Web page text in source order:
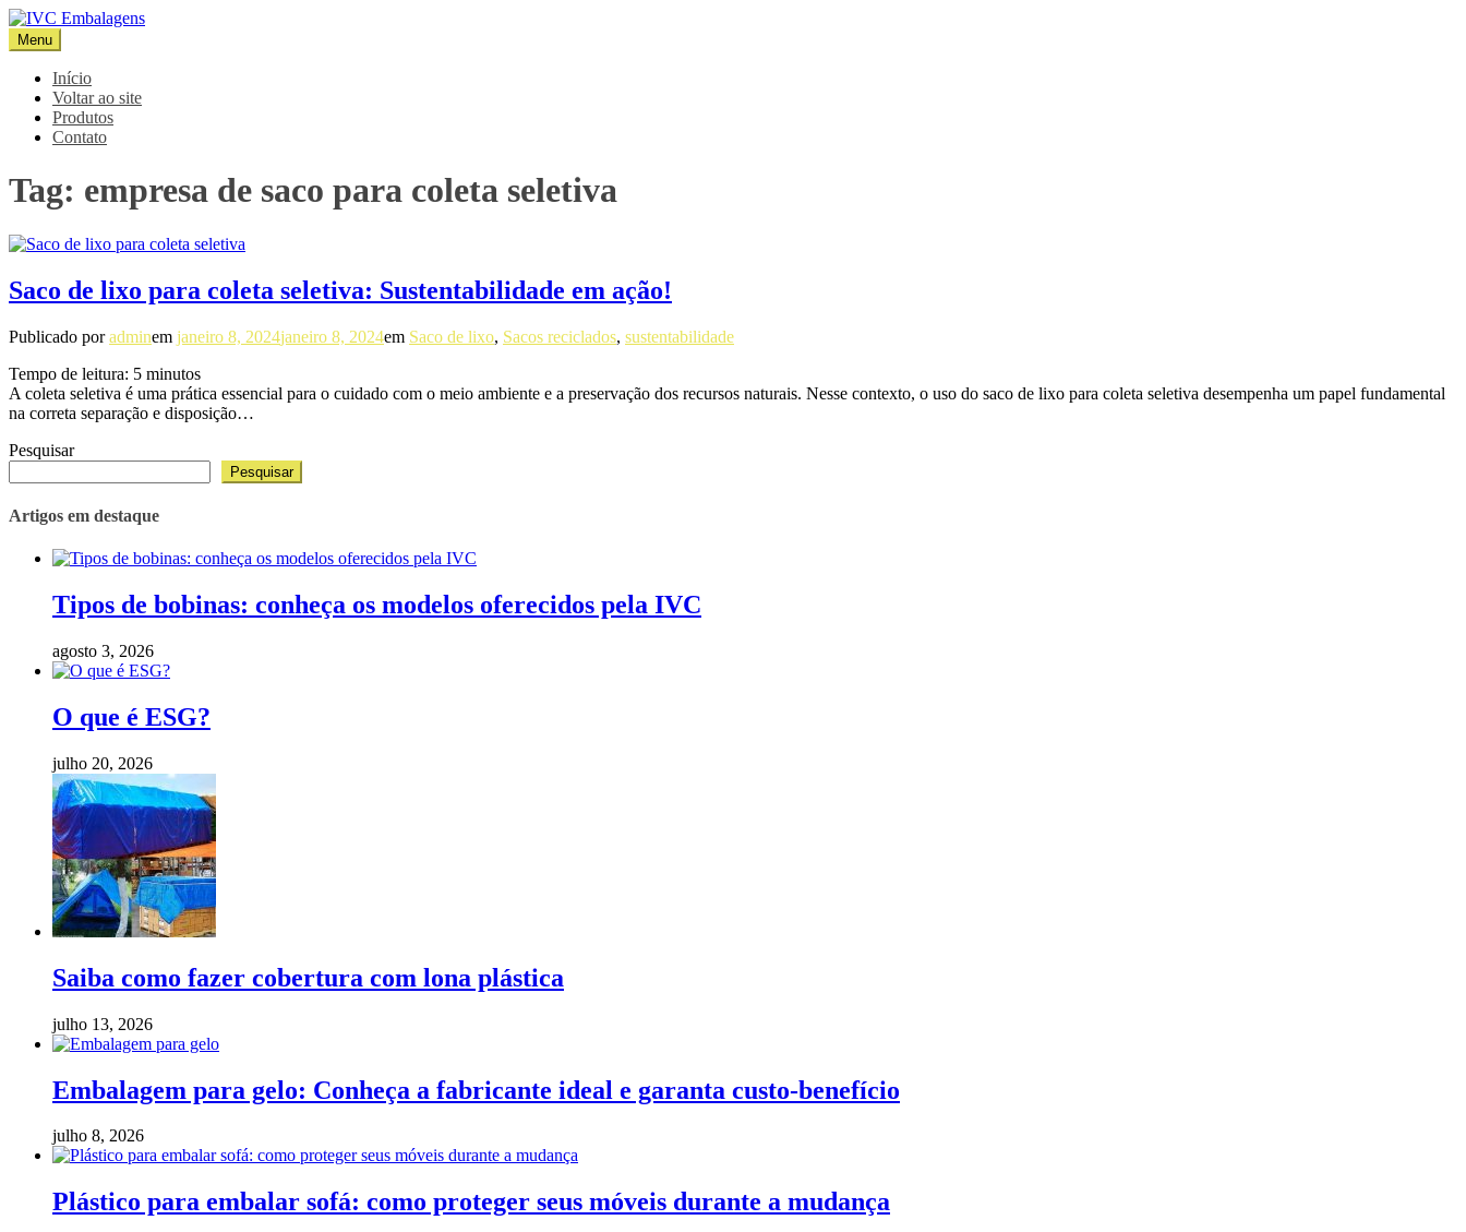
Pular
para
o
conteúdo
IVC Embalagens
Blog IVC
Menu
Início
Voltar ao site
Produtos
Contato
Tag: empresa de saco para coleta seletiva
Saco de lixo para coleta seletiva: Sustentabilidade em ação!
Publicado poradminem janeiro 8, 2024janeiro 8, 2024em Saco de lixo, Sacos reciclados, sustentabilidade
Tempo de leitura: 5 minutos
A coleta seletiva é uma prática essencial para o cuidado com o meio ambiente e a preservação dos recursos naturais. Nesse contexto, o uso do saco de lixo para coleta seletiva desempenha um papel fundamental
na correta separação e disposição…
Pesquisar
Pesquisar
Artigos em destaque
Tipos de bobinas: conheça os modelos oferecidos pela IVC
agosto 3, 2026
O que é ESG?
julho 20, 2026
Saiba como fazer cobertura com lona plástica
julho 13, 2026
Embalagem para gelo: Conheça a fabricante ideal e garanta custo-benefício
julho 8, 2026
Plástico para embalar sofá: como proteger seus móveis durante a mudança